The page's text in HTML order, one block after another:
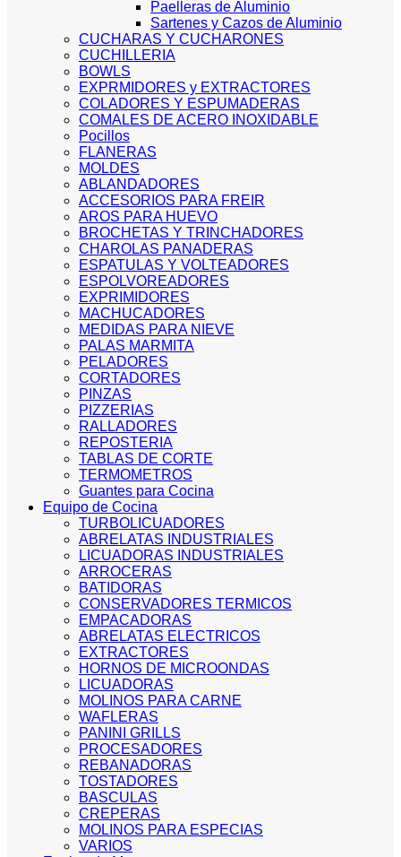
Paelleras de Aluminio
Sartenes y Cazos de Aluminio
CUCHARAS Y CUCHARONES
CUCHILLERIA
BOWLS
EXPRMIDORES y EXTRACTORES
COLADORES Y ESPUMADERAS
COMALES DE ACERO INOXIDABLE
Pocillos
FLANERAS
MOLDES
ABLANDADORES
ACCESORIOS PARA FREIR
AROS PARA HUEVO
BROCHETAS Y TRINCHADORES
CHAROLAS PANADERAS
ESPATULAS Y VOLTEADORES
ESPOLVOREADORES
EXPRIMIDORES
MACHUCADORES
MEDIDAS PARA NIEVE
PALAS MARMITA
PELADORES
CORTADORES
PINZAS
PIZZERIAS
RALLADORES
REPOSTERIA
TABLAS DE CORTE
TERMOMETROS
Guantes para Cocina
Equipo de Cocina
TURBOLICUADORES
ABRELATAS INDUSTRIALES
LICUADORAS INDUSTRIALES
ARROCERAS
BATIDORAS
CONSERVADORES TERMICOS
EMPACADORAS
ABRELATAS ELECTRICOS
EXTRACTORES
HORNOS DE MICROONDAS
LICUADORAS
MOLINOS PARA CARNE
WAFLERAS
PANINI GRILLS
PROCESADORES
REBANADORAS
TOSTADORES
BASCULAS
CREPERAS
MOLINOS PARA ESPECIAS
VARIOS